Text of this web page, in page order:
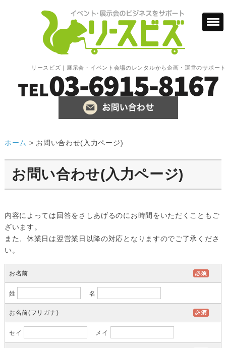
リースビズ｜展示会・イベント会場のレンタルから企画・運営のサポート
ホーム > お問い合わせ(入力ページ)
お問い合わせ(入力ページ)
内容によっては回答をさしあげるのにお時間をいただくこともご
ざいます。
また、休業日は翌営業日以降の対応となりますのでご了承くださ
い。
お名前
姓 名
お名前(フリガナ)
セイ メイ